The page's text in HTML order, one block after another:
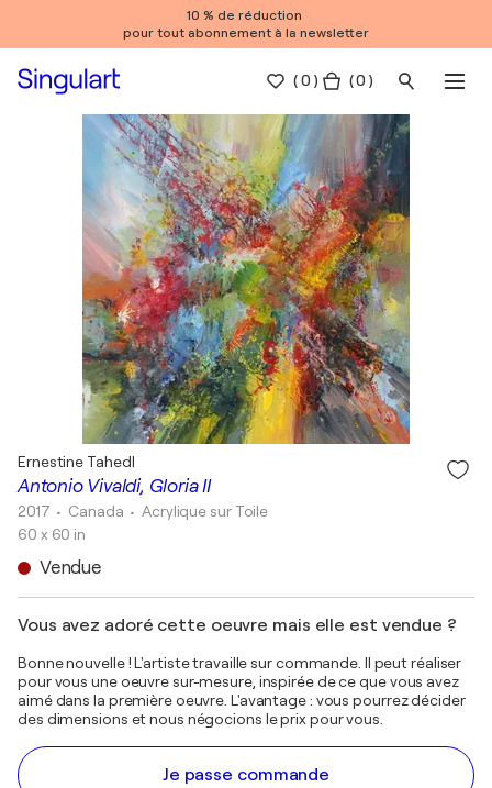
10 % de réduction
pour tout abonnement à la newsletter
(0 ) ( 0 )
Antonio Vivaldi, Gloria II
Ernestine Tahedl
2017 • Canada •Acrylique sur Toile
60 x 60 in
Vendue
Vous avez adoré cette oeuvre mais elle est vendue ?
Bonne nouvelle ! L'artiste travaille sur commande. Il peut réaliser
pour vous une oeuvre sur-mesure, inspirée de ce que vous avez
aimé dans la première oeuvre. L'avantage : vous pourrez décider
des dimensions et nous négocions le prix pour vous.
Je passe commande